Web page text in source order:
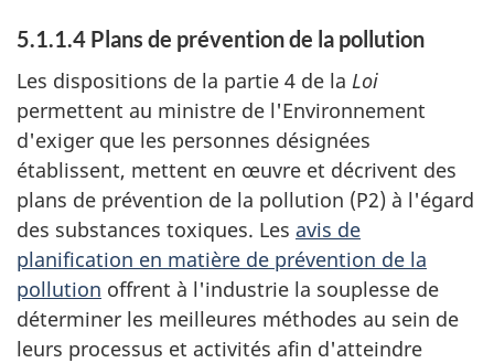
5.1.1.4 Plans de prévention de la pollution
Les dispositions de la partie 4 de la Loi
permettent au ministre de l'Environnement
d'exiger que les personnes désignées
établissent, mettent en œuvre et décrivent des
plans de prévention de la pollution (P2) à l'égard
des substances toxiques. Les avis de
planification en matière de prévention de la
pollution offrent à l'industrie la souplesse de
déterminer les meilleures méthodes au sein de
leurs processus et activités afin d'atteindre